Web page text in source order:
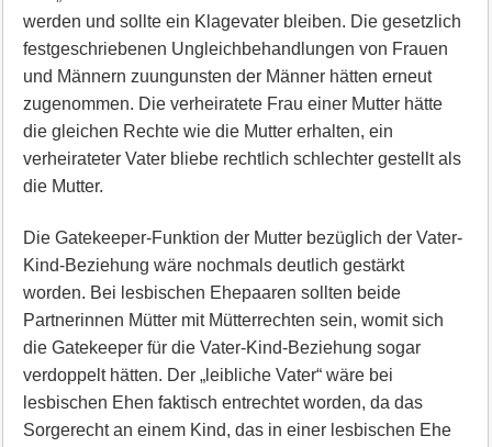
werden und sollte ein Klagevater bleiben. Die gesetzlich
festgeschriebenen Ungleichbehandlungen von Frauen
und Männern zuungunsten der Männer hätten erneut
zugenommen. Die verheiratete Frau einer Mutter hätte
die gleichen Rechte wie die Mutter erhalten, ein
verheirateter Vater bliebe rechtlich schlechter gestellt als
die Mutter.
Die Gatekeeper-Funktion der Mutter bezüglich der Vater-
Kind-Beziehung wäre nochmals deutlich gestärkt
worden. Bei lesbischen Ehepaaren sollten beide
Partnerinnen Mütter mit Mütterrechten sein, womit sich
die Gatekeeper für die Vater-Kind-Beziehung sogar
verdoppelt hätten. Der „leibliche Vater“ wäre bei
lesbischen Ehen faktisch entrechtet worden, da das
Sorgerecht an einem Kind, das in einer lesbischen Ehe